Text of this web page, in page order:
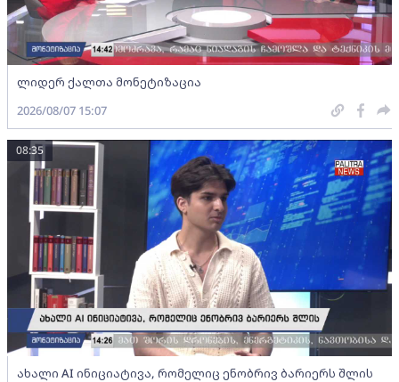
ლიდერ ქალთა მონეტიზაცია
2026/08/07 15:07
ახალი AI ინიციატივა, რომელიც ენობრივ ბარიერს შლის
08:35